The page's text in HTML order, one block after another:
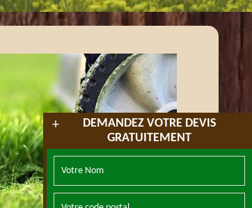
+
DEMANDEZ VOTRE DEVIS
GRATUITEMENT